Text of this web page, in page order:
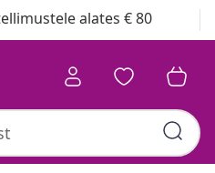
alates € 80